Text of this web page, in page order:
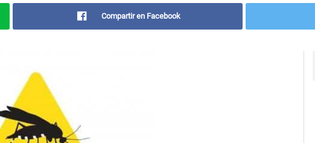
Compartir en Facebook